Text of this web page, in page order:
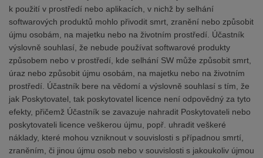
k použití v prostředí nebo aplikacích, v nichž by selhání
softwarových produktů mohlo přivodit smrt, zranění nebo způsobit
újmu osobám, na majetku nebo na životním prostředí. Účastník
výslovně souhlasí, že nebude používat softwarové produkty
způsobem nebo v prostředí, kde selhání SW může způsobit smrt,
úraz nebo způsobit újmu osobám, na majetku nebo na životním
prostředí. Účastník bere na vědomí a výslovně souhlasí s tím, že
jak Poskytovatel, tak poskytovatel licence není odpovědný za tyto
efekty, přičemž Účastník se zavazuje nahradit Poskytovateli nebo
poskytovateli licence veškerou újmu, popř. uhradit veškeré
náklady, které mohou vzniknout v souvislosti s případnou smrtí,
zraněním, či jinou újmu osob nebo v souvislosti s jakoukoliv újmou